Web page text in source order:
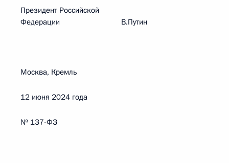
Президент Российской
Федерации В.Путин
Москва, Кремль
12 июня 2024 года
№ 137-ФЗ